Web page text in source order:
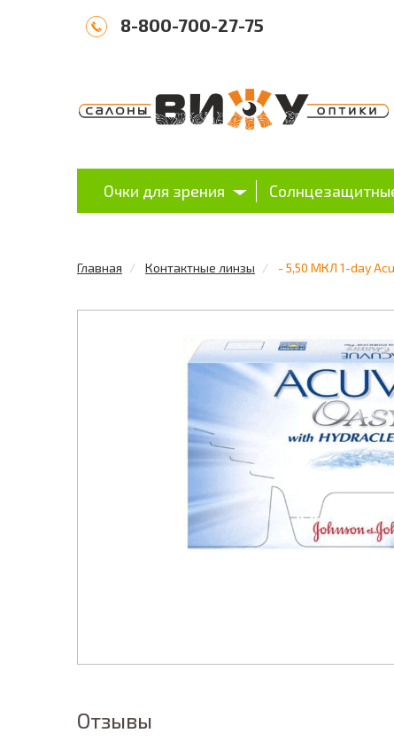
8-800-700-27-75
Очки для зрения
Главная Контактные линзы - 5,50 МКЛ 1-day
Отзывы